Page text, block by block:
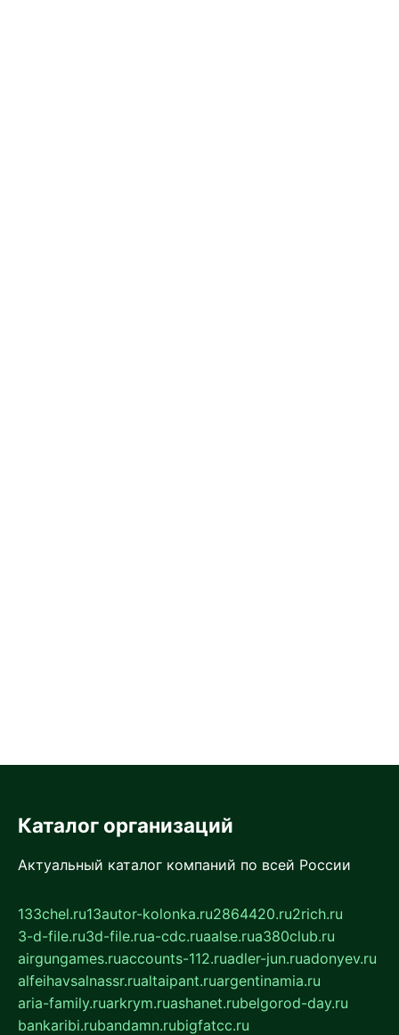
Каталог организаций
Актуальный каталог компаний по всей России
133chel.ru13autor-kolonka.ru2864420.ru2rich.ru
3-d-file.ru3d-file.rua-cdc.ruaalse.rua380club.ru
airgungames.ruaccounts-112.ruadler-jun.ruadonyev.ru
alfeihavsalnassr.rualtaipant.ruargentinamia.ru
aria-family.ruarkrym.ruashanet.rubelgorod-day.ru
bankaribi.rubandamn.rubigfatcc.ru